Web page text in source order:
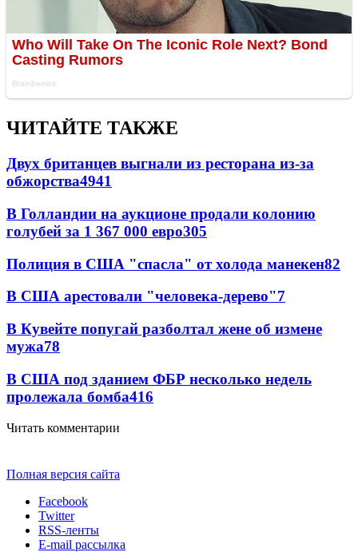
ЧИТАЙТЕ ТАКЖЕ
Двух британцев выгнали из ресторана из-за
обжорства4941
В Голландии на аукционе продали колонию
голубей за 1 367 000 евро305
Полиция в США "спасла" от холода манекен82
В США арестовали "человека-дерево"7
В Кувейте попугай разболтал жене об измене
мужа78
В США под зданием ФБР несколько недель
пролежала бомба416
Читать комментарии
Полная версия сайта
Facebook
Twitter
RSS-ленты
E-mail рассылка